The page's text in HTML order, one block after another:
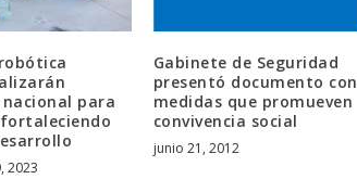
para
2023
Gabinete de Seguridad
presentó documento con
medidas que promueven
convivencia social
junio 21, 2012